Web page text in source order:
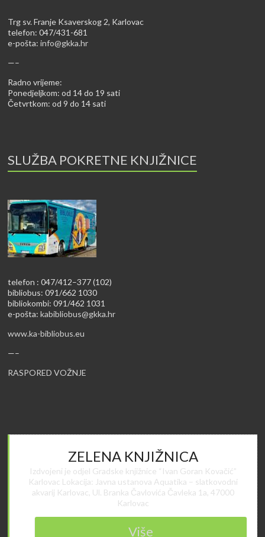
Trg sv. Franje Ksaverskog 2, Karlovac
telefon: 047/431-681
e-pošta:info@gkka.hr
—–
Radno vrijeme:
Ponedjeljkom: od 14 do 19 sati
Četvrtkom: od 9 do 14 sati
SLUŽBA POKRETNE KNJIŽNICE
telefon : 047/412–377 (102)
bibliobus: 091/662 1030
bibliokombi: 091/462 1031
e-pošta:kabibliobus@gkka.hr
www.ka-bibliobus.eu
—–
RASPORED VOŽNJE
ZELENA KNJIŽNICA
Izdvojeni je odjel Gradske knjižnice “Ivan Goran Kovačić”
Karlovac Lokacija: Javna ustanova Aquatika – slatkovodni
akvarij Karlovac, Ul. Branka Čavlovića Čavleka 1a, 47000
Karlovac
Više